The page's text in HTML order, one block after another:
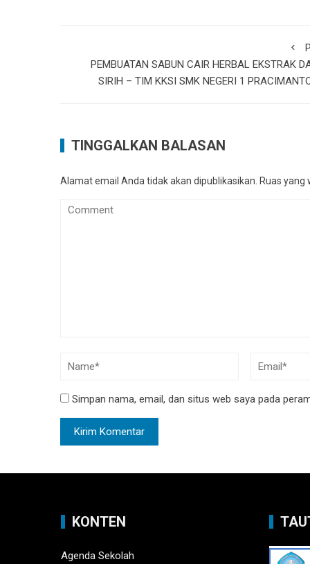
PEMBUATAN SABUN CAIR HERBAL EKSTRAK
SIRIH – TIM KKSI SMK NEGERI 1
TINGGALKAN BALASAN
Alamat email Anda tidak akan dipublikasikan. Ruas yang
Simpan nama, email, dan situs web saya pada
KONTEN
Agenda Sekolah